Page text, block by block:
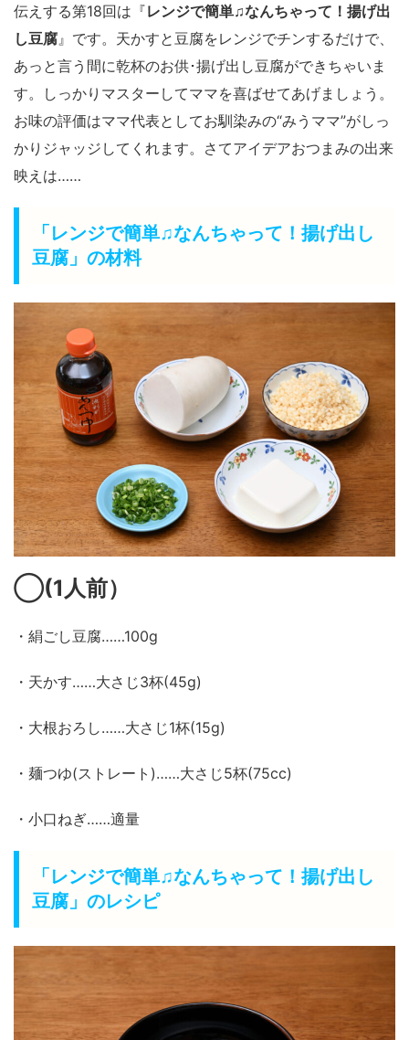
伝えする第18回は『レンジで簡単♫なんちゃって！揚げ出
し豆腐 』です。天かすと豆腐をレンジでチンするだけで、
あっと言う間に乾杯のお供･揚げ出し豆腐ができちゃいま
す。しっかりマスターしてママを喜ばせてあげましょう。
お味の評価はママ代表としてお馴染みの“みうママ”がしっ
かりジャッジしてくれます。さてアイデアおつまみの出来
映えは……
「レンジで簡単♫なんちゃって！揚げ出し
豆腐」の材料
◯(1 人前）
・絹ごし豆腐……100g
・天かす……大さじ3杯(45g)
・大根おろし……大さじ1杯(15g)
・麺つゆ(ストレート)……大さじ5杯(75cc)
・小口ねぎ……適量
「レンジで簡単♫なんちゃって！揚げ出し
豆腐」のレシピ